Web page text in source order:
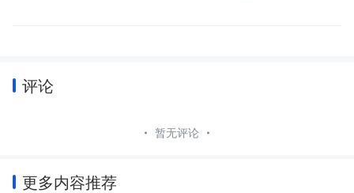
评论
暂无评论
更多内容推荐